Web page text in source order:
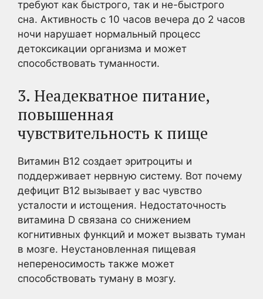
требуют как быстрого, так и не-быстрого
сна. Активность с 10 часов вечера до 2 часов
ночи нарушает нормальный процесс
детоксикации организма и может
способствовать туманности.
3. Неадекватное питание,
повышенная
чувствительность к пище
Витамин В12 создает эритроциты и
поддерживает нервную систему. Вот почему
дефицит В12 вызывает у вас чувство
усталости и истощения. Недостаточность
витамина D связана со снижением
когнитивных функций и может вызвать туман
в мозге. Неустановленная пищевая
непереносимость также может
способствовать туману в мозгу.